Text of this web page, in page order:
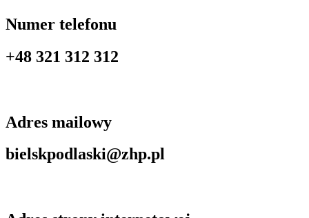
Numer telefonu
+48 321 312 312
Adres mailowy
bielskpodlaski@zhp.pl